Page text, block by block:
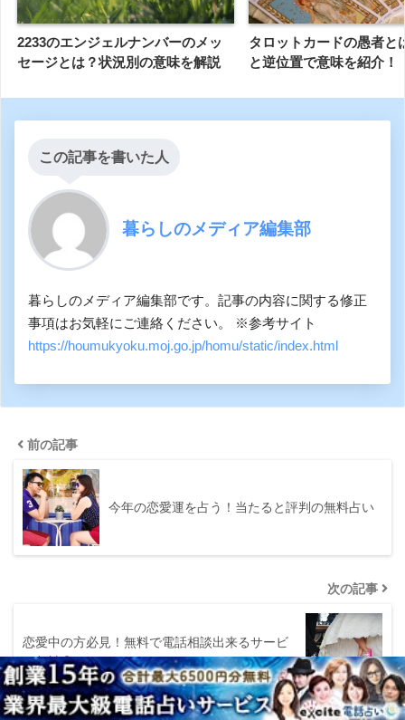
2233のエンジェルナンバーのメッ
セージとは？状況別の意味を解説
タロットカードの愚者と
と逆位置で意味を紹介！
この記事を書いた人
暮らしのメディア編集部
暮らしのメディア編集部です。記事の内容に関する修正
事項はお気軽にご連絡ください。 ※参考サイト
https://houmukyoku.moj.go.jp/homu/static/index.html
前の記事
今年の恋愛運を占う！当たると評判の無料占い
次の記事
恋愛中の方必見！無料で電話相談出来るサービ
スとは？